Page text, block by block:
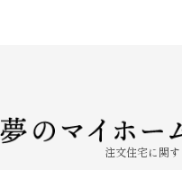
注文住宅に関